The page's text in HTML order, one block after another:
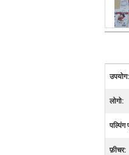
उपयोग:
लोगो:
पल्पिंग
फ़ीचर: